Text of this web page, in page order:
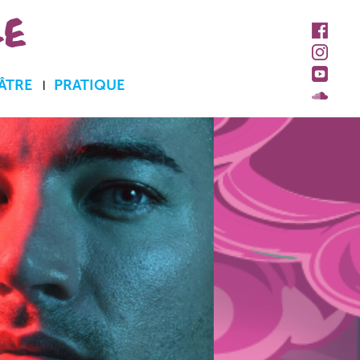
PRATIQUE
Accueil et billetterie
Abonnements et tarifs
Accès personne à
mobilité réduite
Contacts
Espace pro